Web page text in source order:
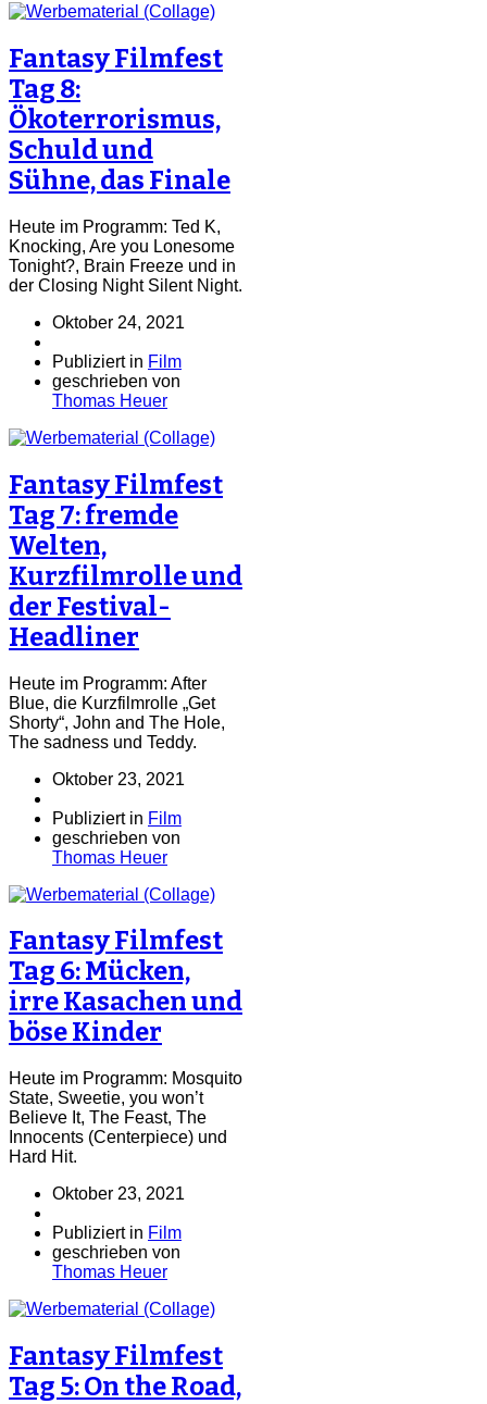
Fantasy Filmfest
Tag 8:
Ökoterrorismus,
Schuld und
Sühne, das Finale
Heute im Programm: Ted K,
Knocking, Are you Lonesome
Tonight?, Brain Freeze und in
der Closing Night Silent Night.
Oktober 24, 2021
Publiziert in Film
geschrieben von
Thomas Heuer
Fantasy Filmfest
Tag 7: fremde
Welten,
Kurzfilmrolle und
der Festival-
Headliner
Heute im Programm: After
Blue, die Kurzfilmrolle „Get
Shorty“, John and The Hole,
The sadness und Teddy.
Oktober 23, 2021
Publiziert in Film
geschrieben von
Thomas Heuer
Fantasy Filmfest
Tag 6: Mücken,
irre Kasachen und
böse Kinder
Heute im Programm: Mosquito
State, Sweetie, you won’t
Believe It, The Feast, The
Innocents (Centerpiece) und
Hard Hit.
Oktober 23, 2021
Publiziert in Film
geschrieben von
Thomas Heuer
Fantasy Filmfest
Tag 5: On the Road,